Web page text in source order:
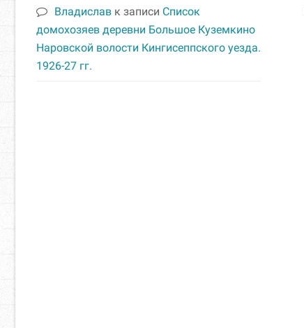
Владислав к записи Список
домохозяев деревни Большое Куземкино
Наровской волости Кингисеппского уезда.
1926-27 гг.